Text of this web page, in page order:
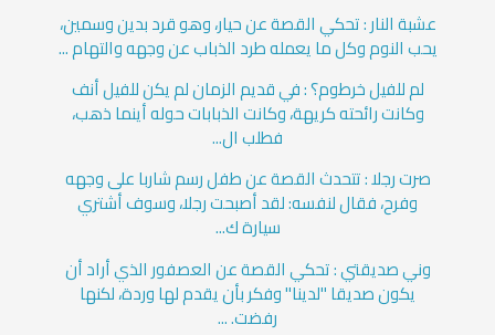
عشبة النار : تحكي القصة عن حيار، وهو قرد بدين وسمين،
يحب النوم وكل ما يعمله طرد الذباب عن وجهه والتهام ...
لم للفيل خرطوم؟ : في قديم الزمان لم يكن للفيل أنف
وكانت رائحته كريهة، وكانت الذبابات حوله أينما ذهب،
فطلب ال...
صرت رجلا : تتحدث القصة عن طفل رسم شاربا على وجهه
وفرح، فقال لنفسه: لقد أصبحت رجلا، وسوف أشتري
سيارة ك...
وني صديقتي : تحكي القصة عن العصفور الذي أراد أن
يكون صديقا "لدينا" وفكر بأن يقدم لها وردة، لكنها
رفضت. ...